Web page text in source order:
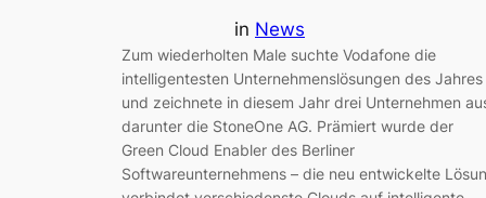
in News
Zum wiederholten Male suchte Vodafone die
intelligentesten Unternehmenslösungen des Jahres
und zeichnete in diesem Jahr drei Unternehmen
darunter die StoneOne AG. Prämiert wurde der
Green Cloud Enabler des Berliner
Softwareunternehmens – die neu entwickelte